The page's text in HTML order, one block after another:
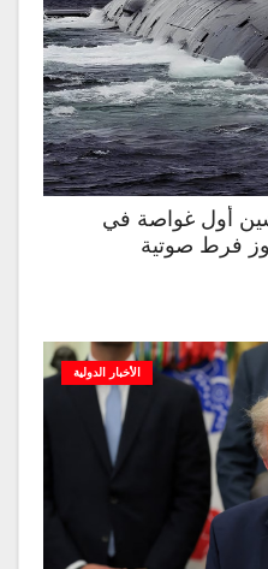
أول غواصة في
فرط صوتية
الأخبار الدولية